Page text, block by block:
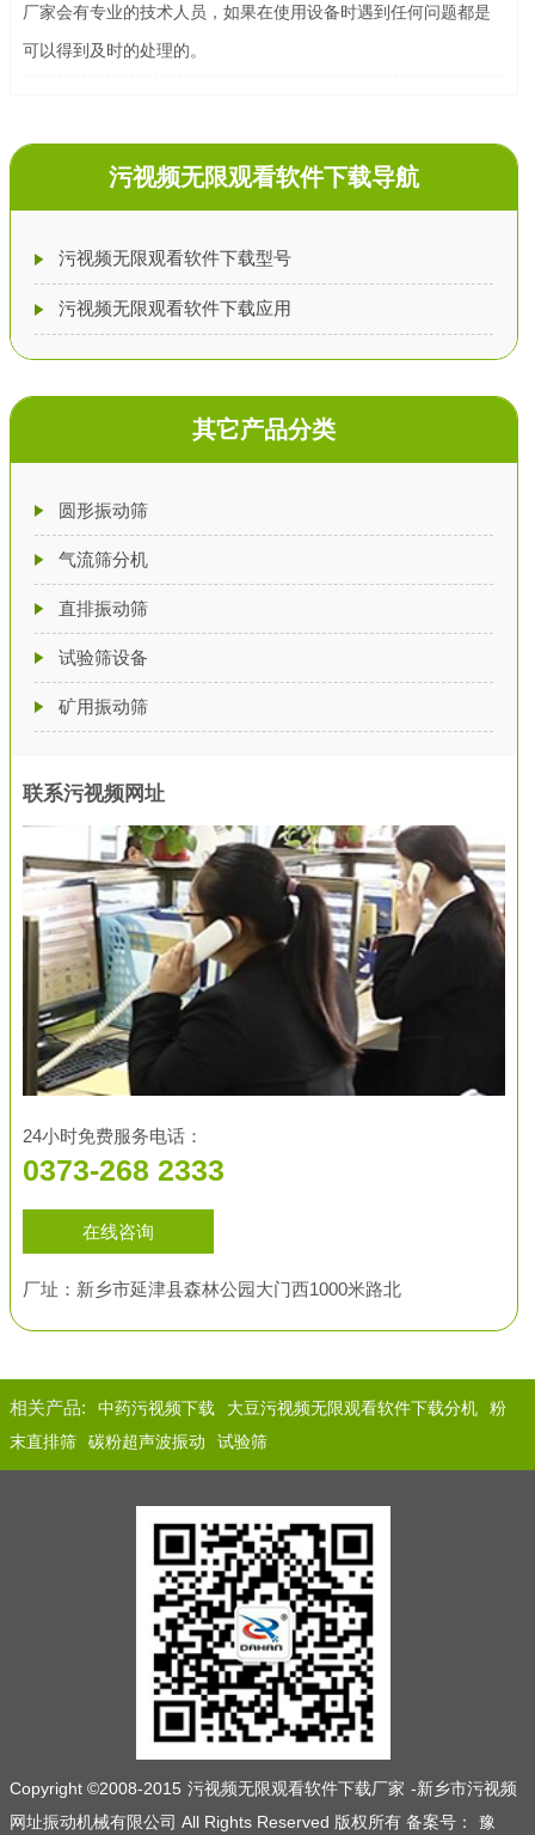
厂家会有专业的技术人员，如果在使用设备时遇到任何问题都是
可以得到及时的处理的。
污视频无限观看软件下载导航
污视频无限观看软件下载型号
污视频无限观看软件下载应用
其它产品分类
圆形振动筛
气流筛分机
直排振动筛
试验筛设备
矿用振动筛
联系污视频网址
24小时免费服务电话：
0373-268 2333
在线咨询
厂址：新乡市延津县森林公园大门西1000米路北
相关产品: 中药污视频下载 大豆污视频无限观看软件下载分机
粉
末直排筛
碳粉超声波振动 试验筛
Copyright ©2008-2015 污视频无限观看软件下载厂家 -新乡市污视频
网址振动机械有限公司 All Rights Reserved 版权所有 备案号：
豫